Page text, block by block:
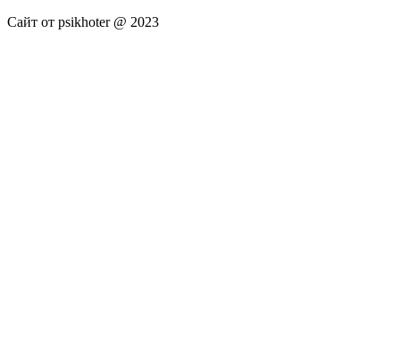
Сайт от psikhoter @ 2023